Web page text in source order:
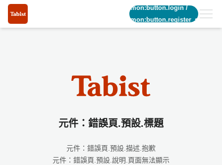
common:button.login/
common:button.register_short
元件：錯誤頁.預設.標題
元件：錯誤頁.預設.描述.抱歉
元件：錯誤頁.預設.說明.頁面無法顯示